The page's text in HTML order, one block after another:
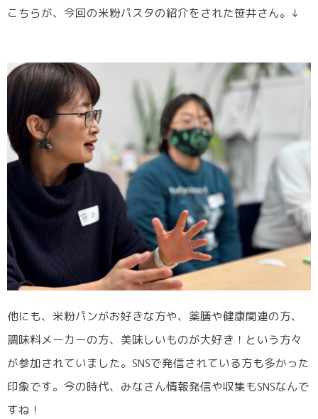
こちらが、今回の米粉パスタの紹介をされた笹井さん。↓
他にも、米粉パンがお好きな方や、薬膳や健康関連の方、
調味料メーカーの方、美味しいものが大好き！という方々
が参加されていました。SNSで発信されている方も多かった
印象です。今の時代、みなさん情報発信や収集もSNSなんで
すね！